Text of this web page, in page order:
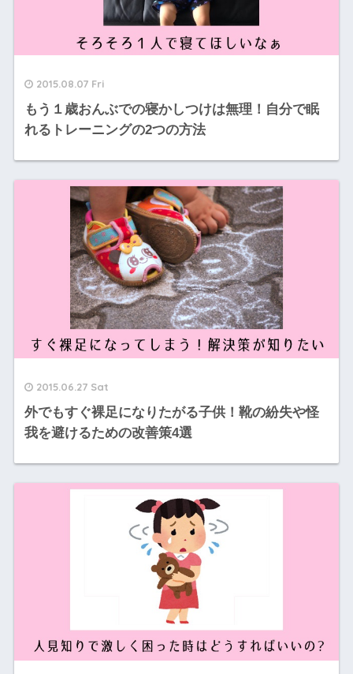
2015.08.07 Fri
もう１歳おんぶでの寝かしつけは無理！自分で眠
れるトレーニングの2つの方法
2015.06.27 Sat
外でもすぐ裸足になりたがる子供！靴の紛失や怪
我を避けるための改善策4選